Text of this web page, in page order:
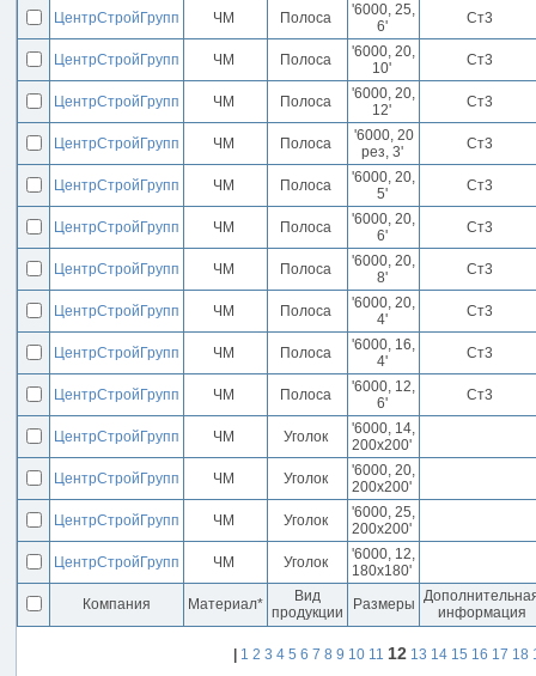
ЦентрСтройГрупп ЧМ Полоса
'6000, 25,
6'
Ст3
ЦентрСтройГрупп ЧМ Полоса
'6000, 20,
10'
Ст3
ЦентрСтройГрупп ЧМ Полоса
'6000, 20,
12'
Ст3
ЦентрСтройГрупп ЧМ Полоса
'6000, 20
рез, 3'
Ст3
ЦентрСтройГрупп ЧМ Полоса
'6000, 20,
5'
Ст3
ЦентрСтройГрупп ЧМ Полоса
'6000, 20,
6'
Ст3
ЦентрСтройГрупп ЧМ Полоса
'6000, 20,
8'
Ст3
ЦентрСтройГрупп ЧМ Полоса
'6000, 20,
4'
Ст3
ЦентрСтройГрупп ЧМ Полоса
'6000, 16,
4'
Ст3
ЦентрСтройГрупп ЧМ Полоса
'6000, 12,
6'
Ст3
ЦентрСтройГрупп ЧМ Уголок
'6000, 14,
200x200'
ЦентрСтройГрупп
ЧМ Уголок
'6000, 20,
200x200'
ЦентрСтройГрупп
ЧМ Уголок
'6000, 25,
200x200'
ЦентрСтройГрупп
ЧМ Уголок
'6000, 12,
180x180'
Компания
Материал*
Вид
продукции
Размеры
информация
1 2 3 4 5 6 7 8 9 10 11 12 13 14 15 16 17 18